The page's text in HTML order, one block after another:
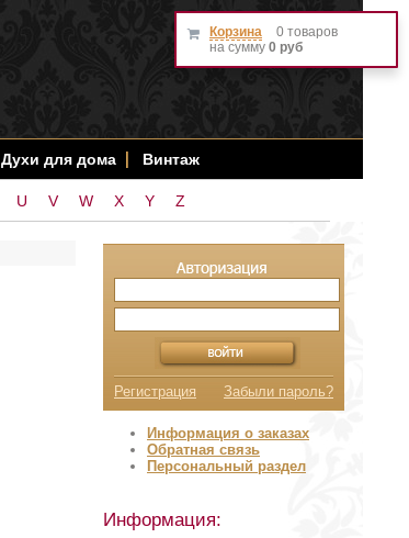
Духи для дома Винтаж
U V W X Y Z
Корзина
0 товаров
на сумму 0 руб
Регистрация Забыли пароль?
Информация о заказах
Обратная связь
Персональный раздел
Информация: